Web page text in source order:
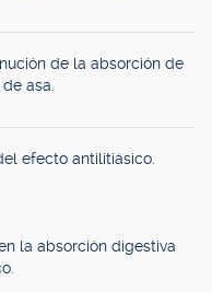
de la absorción de
asa.
efecto antilitiásico.
la absorción digestiva